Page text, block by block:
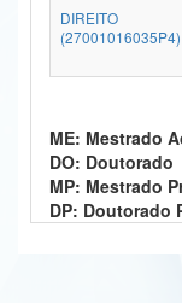
Ministério da Ciência,
Ministério do Meio
Ministério do
Controladoria-Geral da
DIREITO
(27001016035P4)
ME: Mestrado
DO: Doutorado
MP: Mestrado
DP: Doutorado